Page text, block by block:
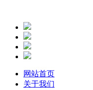
网站首页
关于我们